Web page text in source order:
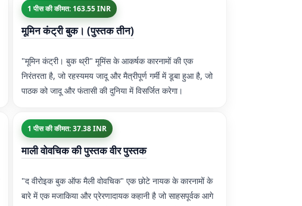
1 पीस की कीमत: 163.55 INR
मूमिन कंट्री बुक। (पुस्तक तीन)
"मूमिन कंट्री। बुक थ्री" मूमिंस के आकर्षक कारनामों की एक
निरंतरता है, जो रहस्यमय जादू और मैत्रीपूर्ण गर्मी में डूबा हुआ है, जो
पाठक को जादू और फंतासी की दुनिया में विसर्जित करेगा।
1 पीस की कीमत: 37.38 INR
माली वोवचिक की पुस्तक वीर पुस्तक
"द वीरोइक बुक ऑफ मैली वोवचिक" एक छोटे नायक के कारनामों के
बारे में एक मजाकिया और प्रेरणादायक कहानी है जो साहसपूर्वक आगे